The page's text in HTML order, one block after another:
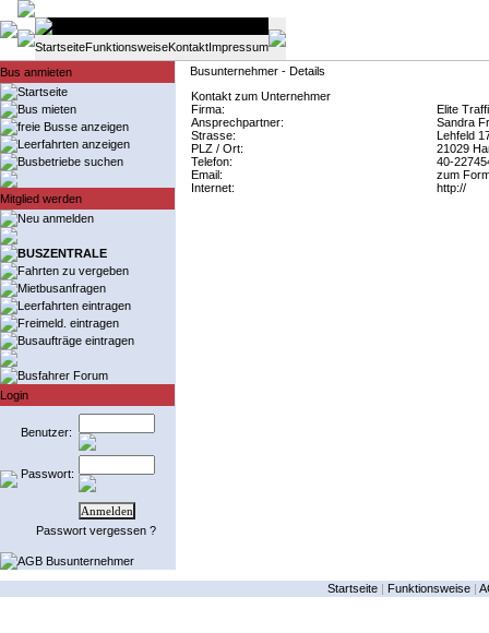
StartseiteFunktionsweiseKontaktImpressum
Bus anmieten
Startseite
Bus mieten
freie Busse anzeigen
Leerfahrten anzeigen
Busbetriebe suchen
Mitglied werden
Neu anmelden
BUSZENTRALE
Fahrten zu vergeben
Mietbusanfragen
Leerfahrten eintragen
Freimeld. eintragen
Busaufträge eintragen
Busfahrer Forum
Login
Benutzer:
Passwort:
Passwort vergessen ?
AGB Busunternehmer
Busunternehmer - Details
Kontakt zum Unternehmer
Firma:
Elite
Ansprechpartner:
Sandra
Strasse:
Lehfeld
PLZ / Ort:
21029
Telefon:
40-
Email:
zum
Internet:
http://
Startseite | Funktionsweise |